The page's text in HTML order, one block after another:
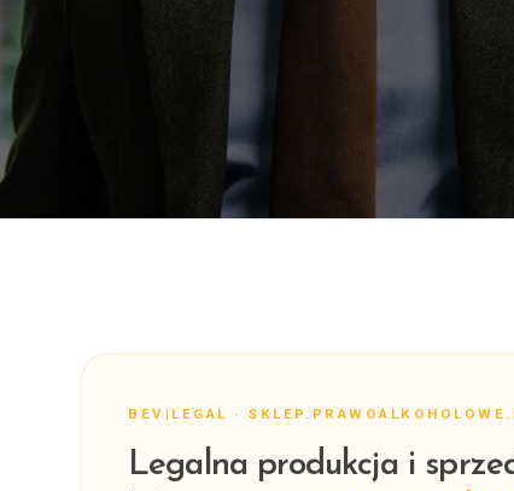
BEV|LEGAL ·
Legalna produkcja i